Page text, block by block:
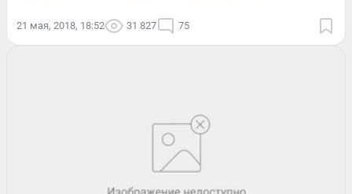
21 мая, 2018, 18:52 31 827 75